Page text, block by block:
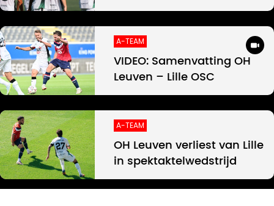
A-TEAM
VIDEO: Samenvatting OH
Leuven – Lille OSC
A-TEAM
OH Leuven verliest van Lille
in spektaktelwedstrijd